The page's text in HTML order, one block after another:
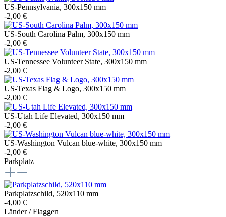
US-Pennsylvania, 300x150 mm
-2,00 €
US-South Carolina Palm, 300x150 mm
-2,00 €
US-Tennessee Volunteer State, 300x150 mm
-2,00 €
US-Texas Flag & Logo, 300x150 mm
-2,00 €
US-Utah Life Elevated, 300x150 mm
-2,00 €
US-Washington Vulcan blue-white, 300x150 mm
-2,00 €
Parkplatz
Parkplatzschild, 520x110 mm
-4,00 €
Länder / Flaggen